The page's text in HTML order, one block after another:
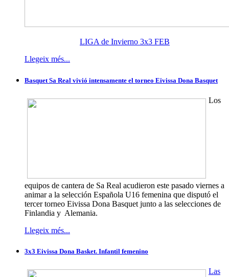
LIGA de Invierno 3x3 FEB
Llegeix més...
Basquet Sa Real vivió intensamente el torneo Eivissa Dona Basquet
Los
equipos de cantera de Sa Real acudieron este pasado viernes a
animar a la selección Española U16 femenina que disputó el
tercer torneo Eivissa Dona Basquet junto a las selecciones de
Finlandia y Alemania.
Llegeix més...
3x3 Eivissa Dona Basket. Infantil femenino
Las